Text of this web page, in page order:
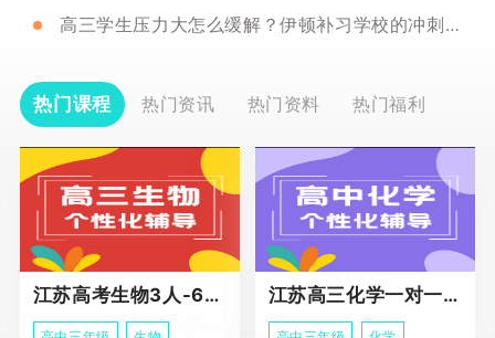
高三学生压力大怎么缓解？伊顿补习学校的冲刺班有心理辅导吗？
热门课程 热门资讯 热门资料 热门福利
江苏高考生物3人-6人小班助力课程 江苏高三化学一对一个性化冲刺辅导